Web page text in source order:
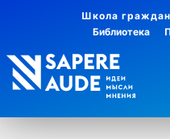
Школа
Библиотека